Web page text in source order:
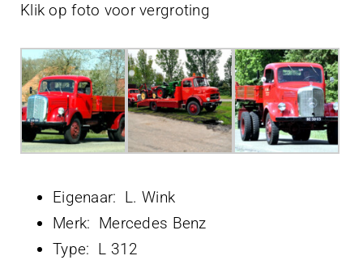
Interviews
Projecten
Contact
Klik op foto voor vergroting
Eigenaar: L. Wink
Merk: Mercedes Benz
Type: L 312